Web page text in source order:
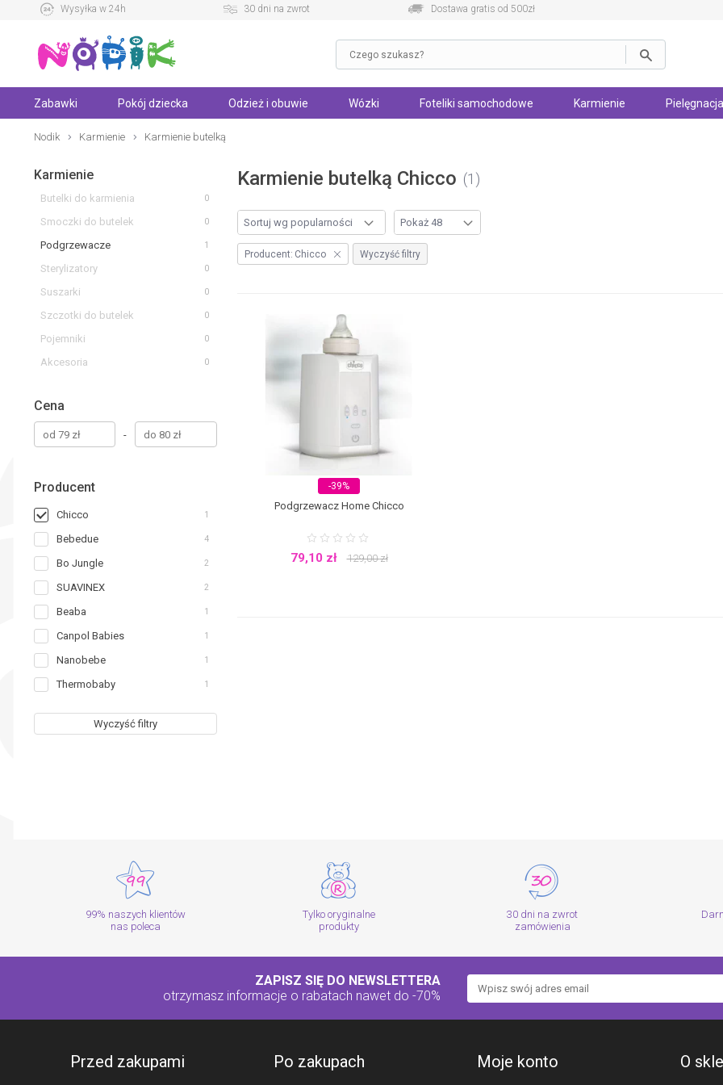
Wysyłka w 24h 30 dni na zwrot Dostawa gratis od 500zł
Zabawki Pokój dziecka Odzież i obuwie Wózki Foteliki samochodowe Karmienie
Nodik Karmienie Karmienie butelką
Karmienie butelką Chicco 1
Karmienie
Butelki do karmienia 0
Smoczki do butelek 0
Podgrzewacze 1
Sterylizatory 0
Suszarki 0
Szczotki do butelek 0
Pojemniki 0
Akcesoria 0
Cena
-
Producent
Chicco 1
Bebedue 4
Bo Jungle 2
SUAVINEX 2
Beaba 1
Canpol Babies 1
Nanobebe 1
Thermobaby 1
Wyczyść filtry
Wyczyść filtry
Producent: Chicco
-39%
Podgrzewacz Home Chicco
79,10 zł 129,00zł
99% naszych klientów
nas poleca
Tylko oryginalne
produkty
30 dni na zwrot
zamówienia
ZAPISZ SIĘ DO NEWSLETTERA
otrzymasz informacje o rabatach nawet do -70%
Przed zakupami Po zakupach Moje konto O